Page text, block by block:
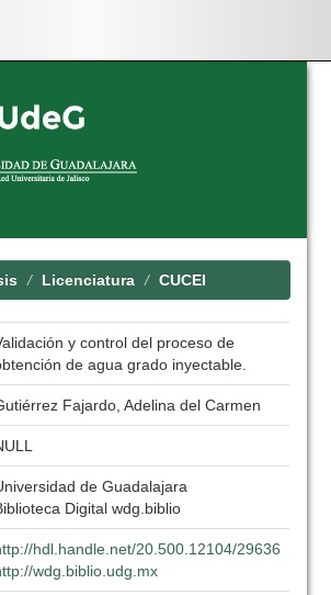
Licenciatura CUCEI
y control del proceso de
de agua grado inyectable.
Fajardo, Adelina del Carmen
de Guadalajara
Digital wdg.biblio
hdl.handle.net/20.500.12104/29636
wdg.biblio.udg.mx